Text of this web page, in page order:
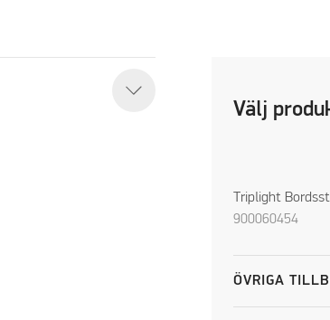
Välj
Triplight
900060454
ÖVRIGA